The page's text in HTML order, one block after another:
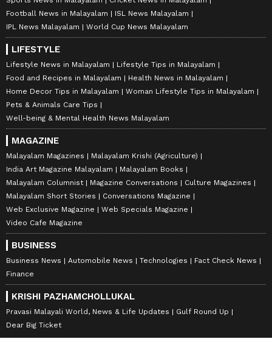
Football News in Malayalam
ISL News Malayalam
IPL News Malayalam
World Cup News Malayalam
LIFESTYLE
Lifestyle News in Malayalam
Lifestyle Tips in Malayalam
Food and Recipes in Malayalam
Health News in Malayalam
Home Decor Tips in Malayalam
Woman Lifestyle Tips in Malayalam
Pets & Animals Care Tips
Well-being & Mental Health News Malayalam
MAGAZINE
Malayalam Magazines
Malayalam Krishi (Agriculture)
India Art Magazine Malayalam
Malayalam Books
Malayalam Columnist
Magazine Conversations
Culture Magazines
Malayalam Short Stories
Conversations Magazine
Web Exclusive Magazine
Web Specials Magazine
Video Cafe Magazine
BUSINESS
Business News Automobile News Technologies
Fact Check News
Finance
KRISHI PAZHAMCHOLLUKAL
Pravasi Malayali World, News & Life Updates
Gulf Round Up
Dear Big Ticket